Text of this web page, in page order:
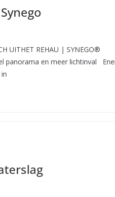
UITHET REHAU | SYNEGO®
panorama en meer lichtinval